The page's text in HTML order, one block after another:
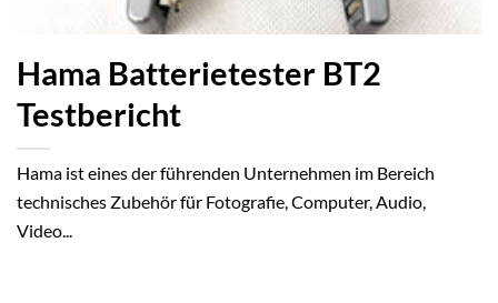
Hama Batterietester BT2
Testbericht
Hama ist eines der führenden Unternehmen im Bereich
technisches Zubehör für Fotografie, Computer, Audio,
Video...